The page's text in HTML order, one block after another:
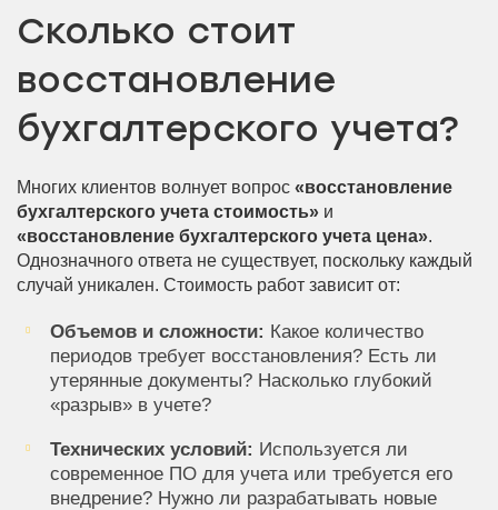
Сколько стоит
восстановление
бухгалтерского учета?
Многих клиентов волнует вопрос «восстановление
бухгалтерского учета стоимость» и
«восстановление бухгалтерского учета цена».
Однозначного ответа не существует, поскольку каждый
случай уникален. Стоимость работ зависит от:
Объемов и сложности: Какое количество
периодов требует восстановления? Есть ли
утерянные документы? Насколько глубокий
«разрыв» в учете?
Технических условий: Используется ли
современное ПО для учета или требуется его
внедрение? Нужно ли разрабатывать новые